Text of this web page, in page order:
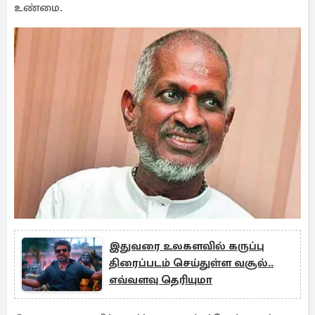
உண்மை.
இதுவரை உலகளவில் கருப்பு
திரைப்படம் செய்துள்ள வசூல்..
எவ்வளவு தெரியுமா